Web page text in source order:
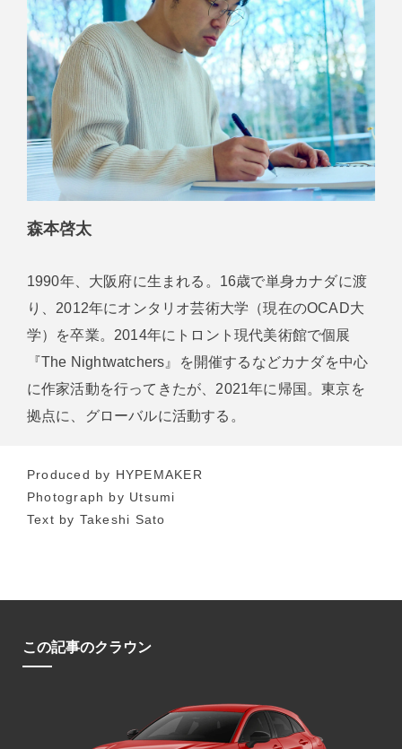
森本啓太
1990年、大阪府に生まれる。16歳で単身カナダに渡
り、2012年にオンタリオ芸術大学（現在のOCAD大
学）を卒業。2014年にトロント現代美術館で個展
『The Nightwatchers』を開催するなどカナダを中心
に作家活動を行ってきたが、2021年に帰国。東京を
拠点に、グローバルに活動する。
Produced by HYPEMAKER
Photograph by Utsumi
Text by Takeshi Sato
この記事のクラウン